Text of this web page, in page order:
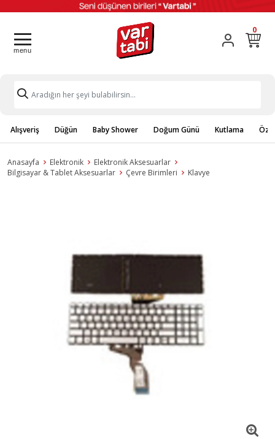
0
Alışveriş Düğün Baby Shower Doğum Günü Kutlama
Anasayfa Elektronik
Elektronik Aksesuarlar
Bilgisayar & Tablet Aksesuarlar
Çevre Birimleri Klavye